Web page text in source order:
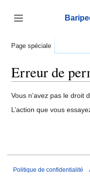
contenu
Afficher / masquer la barre latérale
Page spéciale
Erreur de
Vous n’avez pas le droit
L’action que vous
Politique de confidentialité